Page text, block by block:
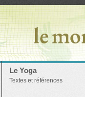
Le Yoga
Textes et références